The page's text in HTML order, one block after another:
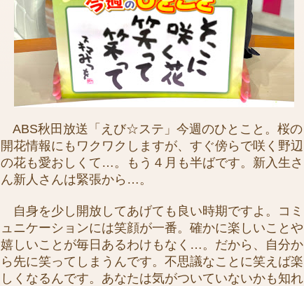
ABS秋田放送「えび☆ステ」今週のひとこと。桜の
開花情報にもワクワクしますが、すぐ傍らで咲く野辺
の花も愛おしくて…。もう４月も半ばです。新入生さ
ん新人さんは緊張から…。
自身を少し開放してあげても良い時期ですよ。コミ
ュニケーションには笑顔が一番。確かに楽しいことや
嬉しいことが毎日あるわけもなく…。だから、自分か
ら先に笑ってしまうんです。不思議なことに笑えば楽
しくなるんです。あなたは気がついていないかも知れ